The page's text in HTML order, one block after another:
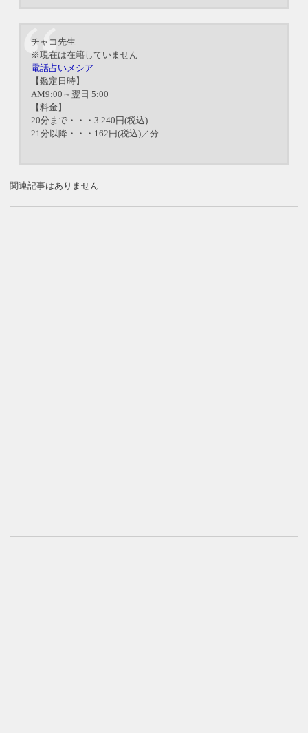
チャコ先生
※現在は在籍していません
電話占いメシア
【鑑定日時】
AM9:00～翌日 5:00
【料金】
20分まで・・・3.240円(税込)
21分以降・・・162円(税込)／分
関連記事はありません